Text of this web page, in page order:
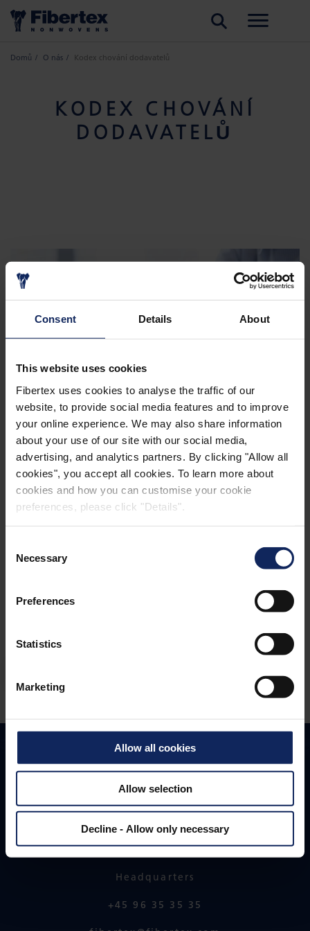
Consent Details About
This website uses cookies
Fibertex uses cookies to analyse the traffic of our
website, to provide social media features and to improve
your online experience. We may also share information
about your use of our site with our social media,
advertising, and analytics partners. By clicking "Allow all
cookies", you accept all cookies. To learn more about
cookies and how you can customise your cookie
preferences, please click "Details".
Selection
Necessary
Preferences
Statistics
Marketing
Allow all cookies
Allow selection
Decline - Allow only necessary
Domů O nás Kodex chování dodavatelů
KODEX CHOVÁNÍ
DODAVATELŮ
Úvod
našich hodnotách.
Fibertex Nonwovens dodržuje zásady uvedené v tomto
Kodexu chování a od našich dodavatelů a
WINNINGTOGETHER
Headquarters
+45 96 35 35 35